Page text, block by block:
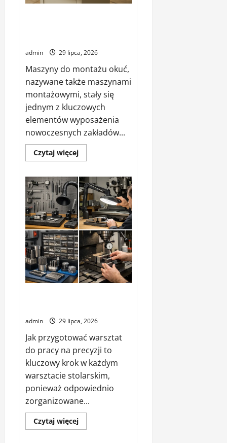
admin 29 lipca, 2026
Maszyny do montażu okuć,
nazywane także maszynami
montażowymi, stały się
jednym z kluczowych
elementów wyposażenia
nowoczesnych zakładów...
Czytaj więcejDowiedz
się
Maszyna
do
montażu
okuć
–
maszyna
montażowa
–
jaką
wybrać
admin 29 lipca, 2026
Jak przygotować warsztat
do pracy na precyzji to
kluczowy krok w każdym
warsztacie stolarskim,
ponieważ odpowiednio
zorganizowane...
Czytaj więcejDowiedz
się